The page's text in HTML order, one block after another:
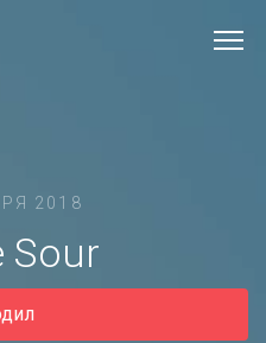
2018
Sour